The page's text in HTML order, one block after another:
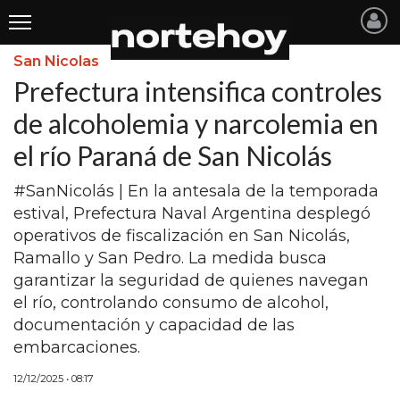
Últimas
Noticias
INICIO
NOTICIAS RECIENTES
SAN NICOLAS
RAMALLO
SAN PEDRO
PROVINCIA
San Nicolas
Prefectura intensifica controles
de alcoholemia y narcolemia en
el río Paraná de San Nicolás
#SanNicolás | En la antesala de la temporada
estival, Prefectura Naval Argentina desplegó
operativos de fiscalización en San Nicolás,
Ramallo y San Pedro. La medida busca
garantizar la seguridad de quienes navegan
el río, controlando consumo de alcohol,
documentación y capacidad de las
embarcaciones.
12/12/2025 • 08:17